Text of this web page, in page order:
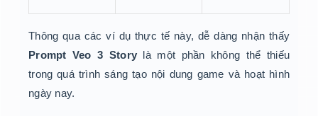
Thông qua các ví dụ thực tế này, dễ dàng nhận thấy
Prompt Veo 3 Story là một phần không thể thiếu
trong quá trình sáng tạo nội dung game và hoạt hình
ngày nay.